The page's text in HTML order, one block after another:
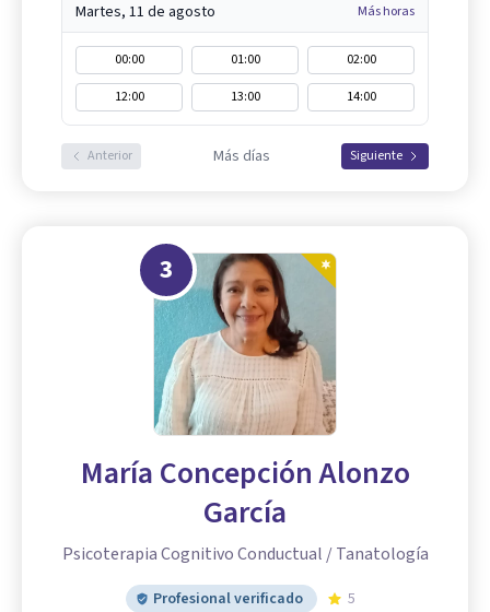
Martes, 11 de agosto Más horas
00:00 01:00
02:00
12:00
13:00 14:00
Anterior Más días Siguiente
3
María Concepción Alonzo
García
Psicoterapia Cognitivo Conductual / Tanatología
Profesional verificado
5